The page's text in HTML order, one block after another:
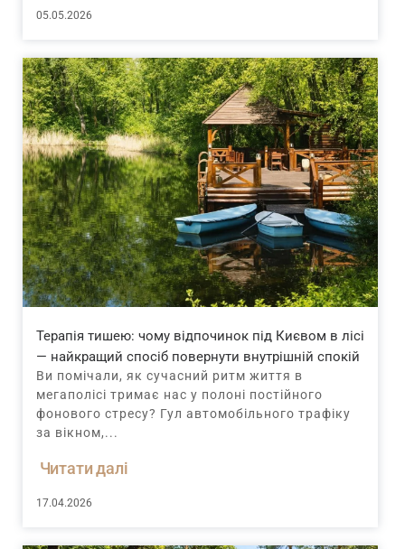
05.05.2026
Терапія тишею: чому відпочинок під Києвом в лісі
— найкращий спосіб повернути внутрішній спокій
Ви помічали, як сучасний ритм життя в
мегаполісі тримає нас у полоні постійного
фонового стресу? Гул автомобільного трафіку
за вікном,...
Читати далі
17.04.2026